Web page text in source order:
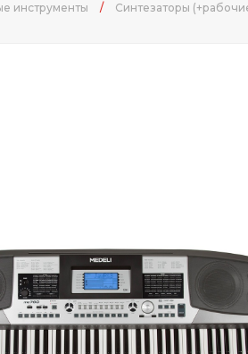
инструменты / Синтезаторы